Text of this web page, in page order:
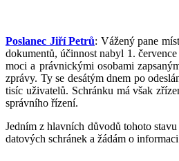
Poslanec Jiří Petrů: Vážený pane
dokumentů, účinnost nabyl 1.
moci a právnickými osobami
zprávy. Ty se desátým dnem po
tisíc uživatelů. Schránku má však
správního řízení.
Jedním z hlavních důvodů tohoto
datových schránek a žádám o